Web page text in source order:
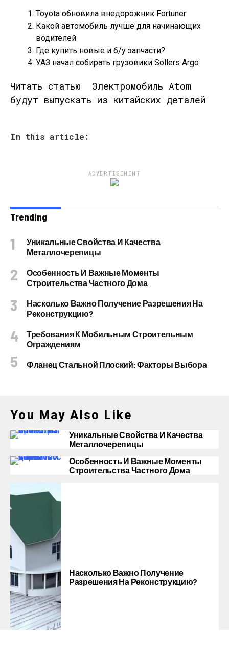
Toyota обновила внедорожник Fortuner
Какой автомобиль лучше для начинающих
водителей
Где купить новые и б/у запчасти?
УАЗ начал собирать грузовики Sollers Argo
Читать статью
Электромобиль Atom
будут выпускать из китайских деталей
In this article:
ADVERTISEMENT
Trending
Уникальные Свойства И Качества
Металлочерепицы
Особенность И Важные Моменты
Строительства Частного Дома
Насколько Важно Получение Разрешения На
Реконструкцию?
Требования К Мобильным Строительным
Ограждениям
Фланец Стальной Плоский: Факторы Выбора
You May Also Like
Уникальные Свойства И Качества
Металлочерепицы
Особенность И Важные Моменты
Строительства Частного Дома
Насколько Важно Получение
Разрешения На Реконструкцию?